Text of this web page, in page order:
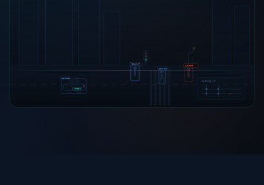
ID-1247
ID-0893
SUSPECT
AB1234
VEHICLE
COVERAGE MAP